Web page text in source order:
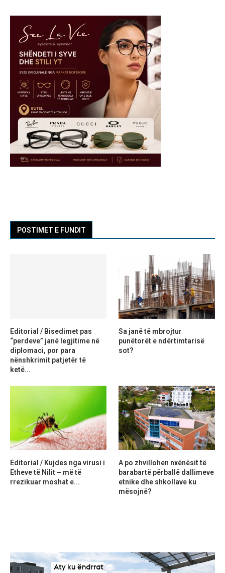
POSTIMET E FUNDIT
Editorial / Bisedimet pas
“perdeve” janë legjitime në
diplomaci, por para
nënshkrimit patjetër të
ketë...
Sa janë të mbrojtur
punëtorët e ndërtimtarisë
sot?
Editorial / Kujdes nga virusi i
Etheve të Nilit – më të
rrezikuar moshat e...
A po zhvillohen nxënësit të
barabartë përballë dallimeve
etnike dhe shkollave ku
mësojnë?